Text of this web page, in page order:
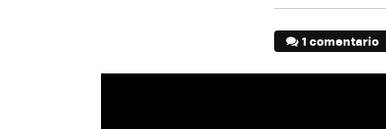
1 comentario